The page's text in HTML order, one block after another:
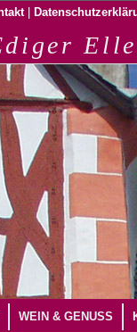
WEIN & GENUSS